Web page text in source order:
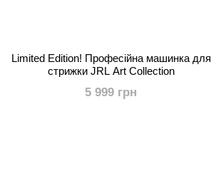
Limited Edition! Професійна машинка для
стрижки JRL Art Collection
5 999 грн